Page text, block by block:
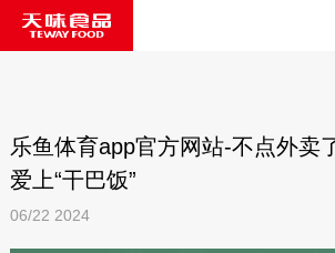
乐鱼体育app官方网站-不点外卖
爱上“干巴饭”
06/22 2024